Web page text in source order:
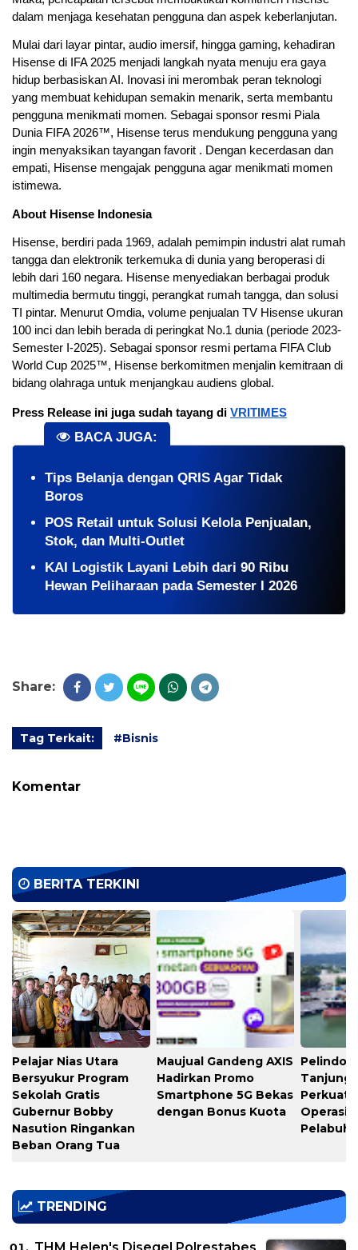
dalam menjaga kesehatan pengguna dan aspek keberlanjutan.
Mulai dari layar pintar, audio imersif, hingga gaming, kehadiran
Hisense di IFA 2025 menjadi langkah nyata menuju era gaya
hidup berbasiskan AI. Inovasi ini merombak peran teknologi
yang membuat kehidupan semakin menarik, serta membantu
pengguna menikmati momen. Sebagai sponsor resmi Piala
Dunia FIFA 2026™, Hisense terus mendukung pengguna yang
ingin menyaksikan tayangan favorit . Dengan kecerdasan dan
empati, Hisense mengajak pengguna agar menikmati momen
istimewa.
About Hisense Indonesia
Hisense, berdiri pada 1969, adalah pemimpin industri alat rumah
tangga dan elektronik terkemuka di dunia yang beroperasi di
lebih dari 160 negara. Hisense menyediakan berbagai produk
multimedia bermutu tinggi, perangkat rumah tangga, dan solusi
TI pintar. Menurut Omdia, volume penjualan TV Hisense ukuran
100 inci dan lebih berada di peringkat No.1 dunia (periode 2023-
Semester I-2025). Sebagai sponsor resmi pertama FIFA Club
World Cup 2025™, Hisense berkomitmen menjalin kemitraan di
bidang olahraga untuk menjangkau audiens global.
Press Release ini juga sudah tayang di VRITIMES
BACA JUGA:
Tips Belanja dengan QRIS Agar Tidak
Boros
POS Retail untuk Solusi Kelola Penjualan,
Stok, dan Multi-Outlet
KAI Logistik Layani Lebih dari 90 Ribu
Hewan Peliharaan pada Semester I 2026
Share:
Tag Terkait: #Bisnis
Komentar
BERITA TERKINI
Pelajar Nias Utara
Bersyukur Program
Sekolah Gratis
Gubernur Bobby
Nasution Ringankan
Beban Orang Tua
Maujual Gandeng AXIS
Hadirkan Promo
Smartphone 5G Bekas
dengan Bonus Kuota
Pelindo
Tanjung
Perkuat
TRENDING